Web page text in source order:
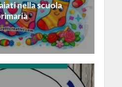
nella scuola